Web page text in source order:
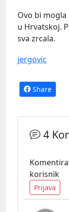
Ovo bi
u Hrvatskoj.
sva zrcala.
jergovic
Share
4
korisnik
Prijava